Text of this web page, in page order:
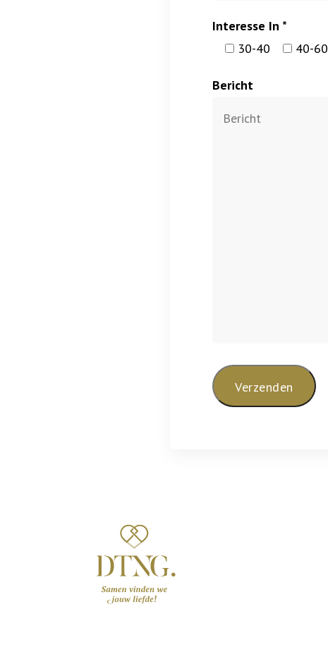
Interesse In *
30-40
40-60
Bericht